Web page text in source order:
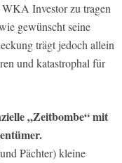
Investor zu tragen
gewünscht seine
trägt jedoch allein
und katastrophal für
„Zeitbombe“ mit
Pächter) kleine